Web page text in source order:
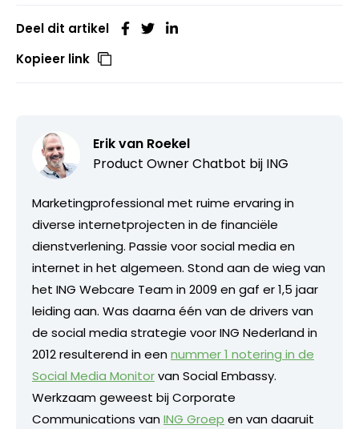
Deel dit artikel
Kopieer link
Erik van Roekel
Product Owner Chatbot bij ING
Marketingprofessional met ruime ervaring in
diverse internetprojecten in de financiële
dienstverlening. Passie voor social media en
internet in het algemeen. Stond aan de wieg van
het ING Webcare Team in 2009 en gaf er 1,5 jaar
leiding aan. Was daarna één van de drivers van
de social media strategie voor ING Nederland in
2012 resulterend in eennummer 1 notering in de
Social Media Monitorvan Social Embassy.
Werkzaam geweest bij Corporate
Communications vanING Groep en van daaruit